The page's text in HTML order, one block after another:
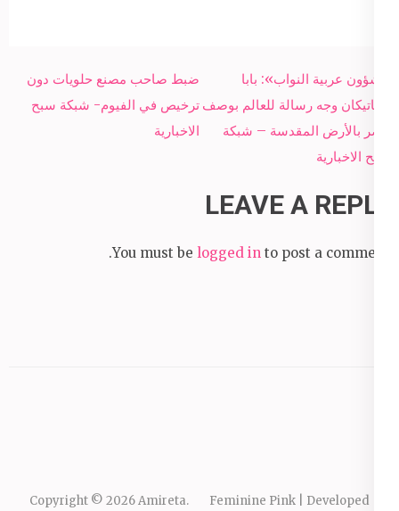
Post
navigation
ضبط صاحب مصنع حلويات دون
ترخيص في الفيوم- شبكة سبح
الاخبارية
«شؤون عربية النواب»: بابا
الفاتيكان وجه رسالة للعالم بوصف
مصر بالأرض المقدسة – شبكة
سبح الاخبارية
LEAVE A REPLY
You must be logged in to post a comment.
Copyright © 2026Amireta. Feminine Pink | Developed